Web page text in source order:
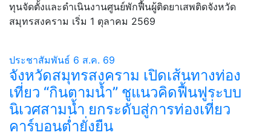
ทุนจัดตั้งและดำเนินงานศูนย์พักฟื้นผู้ติดยาเสพติดจังหวัด
สมุทรสงคราม เริ่ม 1 ตุลาคม 2569
ประชาสัมพันธ์ 6 ส.ค. 69
จังหวัดสมุทรสงคราม เปิดเส้นทางท่อง
เที่ยว “กินตามน้ำ” ชูแนวคิดฟื้นฟูระบบ
นิเวศสามน้ำ ยกระดับสู่การท่องเที่ยว
คาร์บอนต่ำยั่งยืน